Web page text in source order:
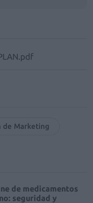
de Marketing
de medicamentos
seguridad y